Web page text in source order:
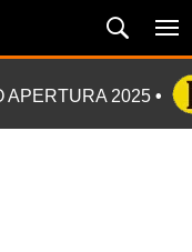
APERTURA 2025